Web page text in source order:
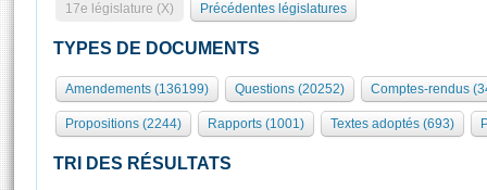
Présidence
577 députés
Groupes politiques
Séance publique
Commissions et autres organes
Europe et International
Rôle et pouvoirs de l'Assemblée
Organisation de l'Assemblée
Présidence Conférence des Présidents Bureau Collège des
Visiter l'Assemblée
Visite virtuelle du palais Bourbon
Assister à une séance
17e législature (X) Précédentes législatures
TYPES DE DOCUMENTS
Amendements (136199) Questions (20252) Comptes-rendus
Propositions (2244) Rapports (1001) Textes adoptés (693)
TRI DES RÉSULTATS